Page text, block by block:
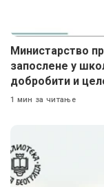
Министарство
запослене у
добробити и
1 мин за читање